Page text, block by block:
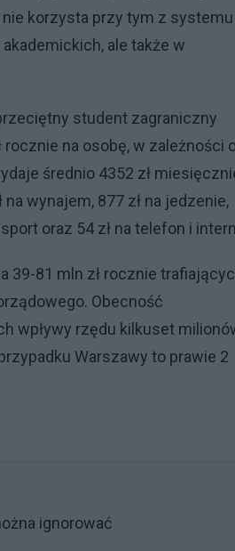
korzysta przy tym z systemu
ale także w
student zagraniczny
na osobę, w zależności
średnio 4352 zł
wynajem, 877 zł na jedzenie,
oraz 54 zł na telefon i
39-81 mln zł rocznie
Obecność
wpływy rzędu kilkuset
Warszawy to prawie 2
ignorować